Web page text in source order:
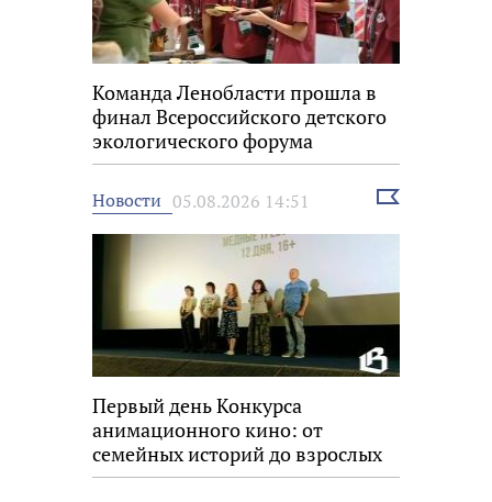
Команда Ленобласти прошла в
финал Всероссийского детского
экологического форума
Новости 05.08.2026 14:51
Выбрать
Первый день Конкурса
анимационного кино: от
семейных историй до взрослых
размышлений